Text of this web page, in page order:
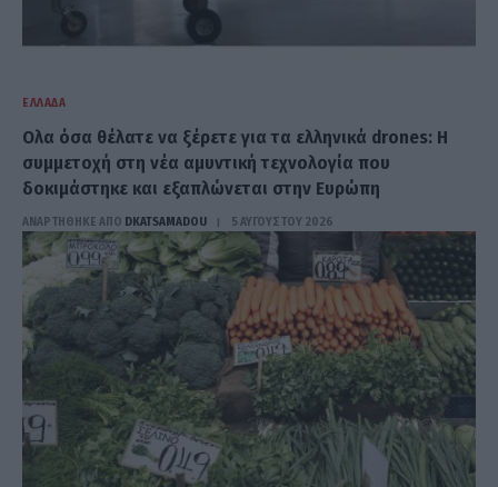
ΕΛΛΆΔΑ
Ολα όσα θέλατε να ξέρετε για τα ελληνικά drones: Η
συμμετοχή στη νέα αμυντική τεχνολογία που
δοκιμάστηκε και εξαπλώνεται στην Ευρώπη
ΑΝΑΡΤΗΘΗΚΕ ΑΠΟ DKATSAMADOU 5 ΑΥΓΟΎΣΤΟΥ 2026